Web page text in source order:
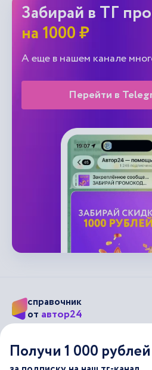
Забирай в ТГ
на 1000 ₽
А еще в нашем канале
Перейти в
справочник
от автор24
Подписывайся на наши соц. сети
Получи 1 000 рублей